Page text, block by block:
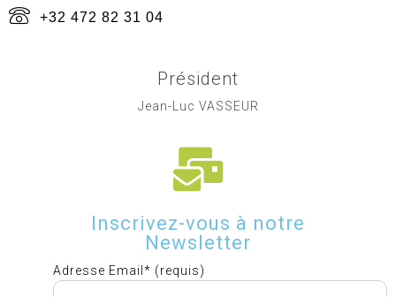
+32 472 82 31 04
Président
Jean-Luc VASSEUR
Inscrivez-vous à notre
Newsletter
Adresse Email* (requis)